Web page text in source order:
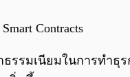
Contracts
รรมเนียมในการทำธุ